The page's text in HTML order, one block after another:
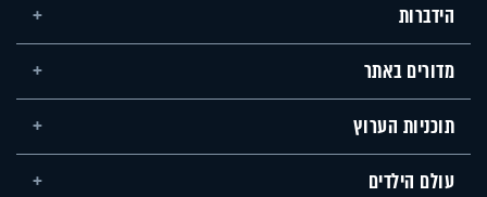
הידברות
מדורים באתר
תוכניות הערוץ
עולם הילדים